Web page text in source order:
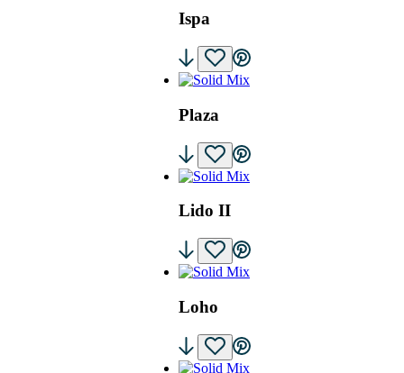
Ispa
Plaza
Lido II
Loho